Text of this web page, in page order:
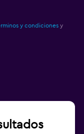
y condiciones y